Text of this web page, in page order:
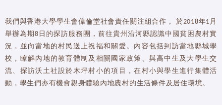
我們與香港大學學生會偉倫堂社會責任關注組合作， 於2018年1月
舉辦為期8日的探訪服務團，前往貴州沿河縣認識中國貧困農村實
況，並向當地的村民送上祝福和關愛。內容包括到訪當地縣城學
校，瞭解內地的教育體制及相關國家政策、與高中生及大學生交
流、探訪沃土社設於木坪村小的項目，在村小與學生進行集體活
動，學生們亦有機會親身體驗內地農村的生活條件及居住環境。